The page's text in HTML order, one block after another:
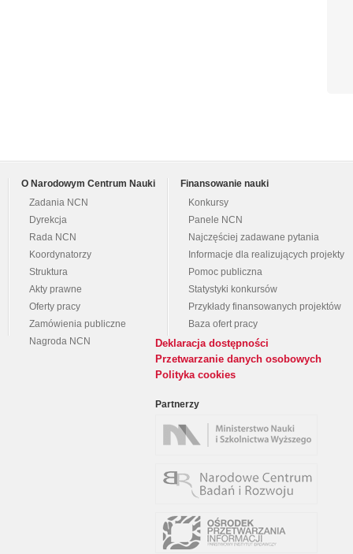
O Narodowym Centrum Nauki
Zadania NCN
Dyrekcja
Rada NCN
Koordynatorzy
Struktura
Akty prawne
Oferty pracy
Zamówienia publiczne
Nagroda NCN
Finansowanie nauki
Konkursy
Panele NCN
Najczęściej zadawane pytania
Informacje dla realizujących projekty
Pomoc publiczna
Statystyki konkursów
Przykłady finansowanych projektów
Baza ofert pracy
Deklaracja dostępności
Przetwarzanie danych osobowych
Polityka cookies
Partnerzy